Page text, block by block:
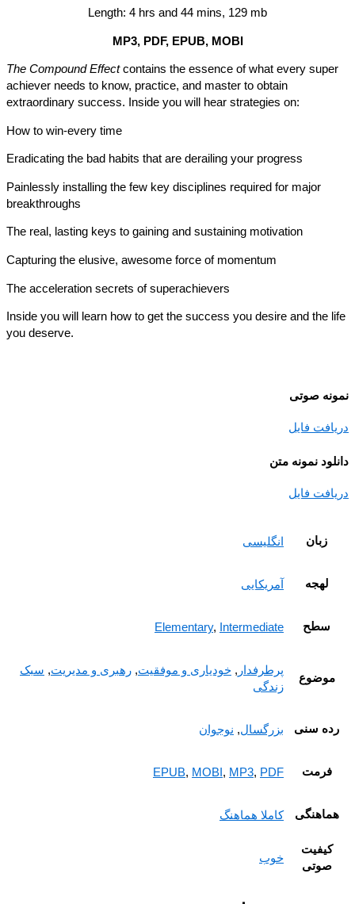
Length: 4 hrs and 44 mins, 129 mb
MP3, PDF, EPUB, MOBI
The Compound Effectcontains the essence of what every
achiever needs to know, practice, and master to obtain
extraordinary success. Inside you will hear strategies on:
How to win-every time
Eradicating the bad habits that are derailing your progress
Painlessly installing the few key disciplines required for major
breakthroughs
The real, lasting keys to gaining and sustaining motivation
Capturing the elusive, awesome force of momentum
The acceleration secrets of superachievers
Inside you will learn how to get the success you desire and the
you deserve.
صوتی
فایل
نمونه متن
فایل
انگلیسی
لهجه آمریکایی
سطح Elementary,Intermediate
پرطرفدار ,خودیاری و موفقیت,رهبری و مدیریت, سبک
زندگی
سنی بزرگسال,نوجوان
فرمت EPUB,MOBI,MP3,PDF
کاملا هماهنگ
کیفیت
صوتی
خوب